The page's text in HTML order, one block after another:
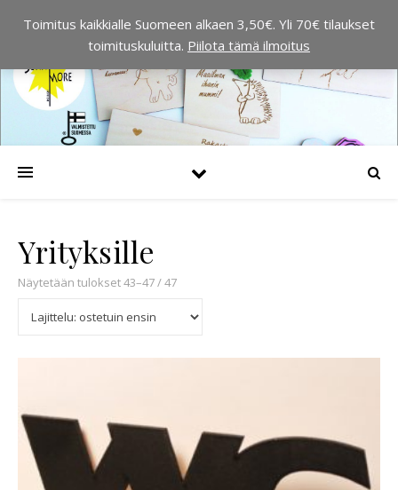
Yrityksille
Näytetään tulokset 43–47 / 47Suosituimmat ensin
Toimitus kaikkialle Suomeen alkaen 3,50€. Yli 70€ tilaukset
toimituskuluitta. Piilota tämä ilmoitus